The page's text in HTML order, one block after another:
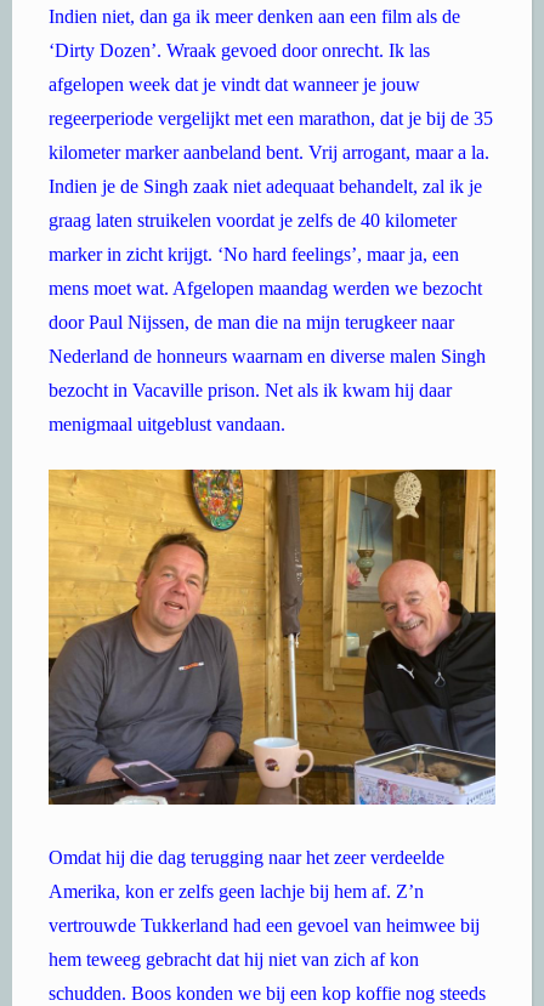
Indien niet, dan ga ik meer denken aan een film als de
‘Dirty Dozen’. Wraak gevoed door onrecht. Ik las
afgelopen week dat je vindt dat wanneer je jouw
regeerperiode vergelijkt met een marathon, dat je bij de 35
kilometer marker aanbeland bent. Vrij arrogant, maar a la.
Indien je de Singh zaak niet adequaat behandelt, zal ik je
graag laten struikelen voordat je zelfs de 40 kilometer
marker in zicht krijgt. ‘No hard feelings’, maar ja, een
mens moet wat. Afgelopen maandag werden we bezocht
door Paul Nijssen, de man die na mijn terugkeer naar
Nederland de honneurs waarnam en diverse malen Singh
bezocht in Vacaville prison. Net als ik kwam hij daar
menigmaal uitgeblust vandaan.
Omdat hij die dag terugging naar het zeer verdeelde
Amerika, kon er zelfs geen lachje bij hem af. Z’n
vertrouwde Tukkerland had een gevoel van heimwee bij
hem teweeg gebracht dat hij niet van zich af kon
schudden. Boos konden we bij een kop koffie nog steeds